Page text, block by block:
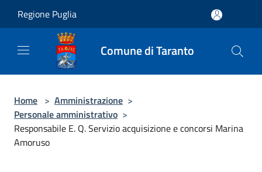
Regione Puglia
Comune di Taranto
Home > Amministrazione >
Personale amministrativo >
Responsabile E. Q. Servizio acquisizione e concorsi Marina
Amoruso